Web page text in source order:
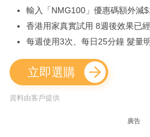
輸入「NMG100」優惠碼額外減
香港用家真實試用 8週後效果已
每週使用3次、每日25分鐘 髮量
立即選購
資料由客戶提供
廣告